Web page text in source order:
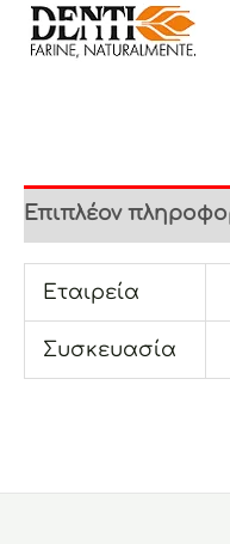
Επιπλέον
Εταιρεία
Συσκευασία